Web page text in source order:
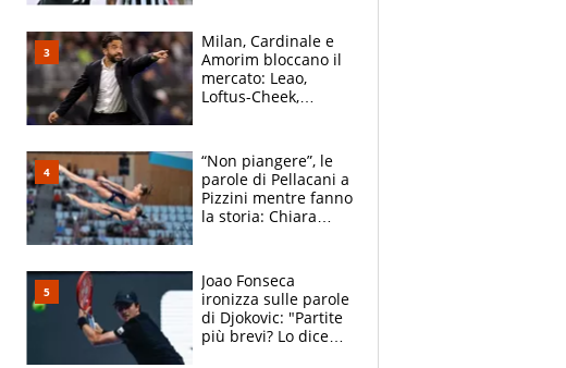
scatenata
Milan, Cardinale e
Amorim bloccano il
mercato: Leao,
Loftus-Cheek,
Soulè e Osorio nel
mirino
“Non piangere”, le
parole di Pellacani a
Pizzini mentre fanno
la storia: Chiara
Joao Fonseca
ironizza sulle parole
di Djokovic: "Partite
più brevi? Lo dice